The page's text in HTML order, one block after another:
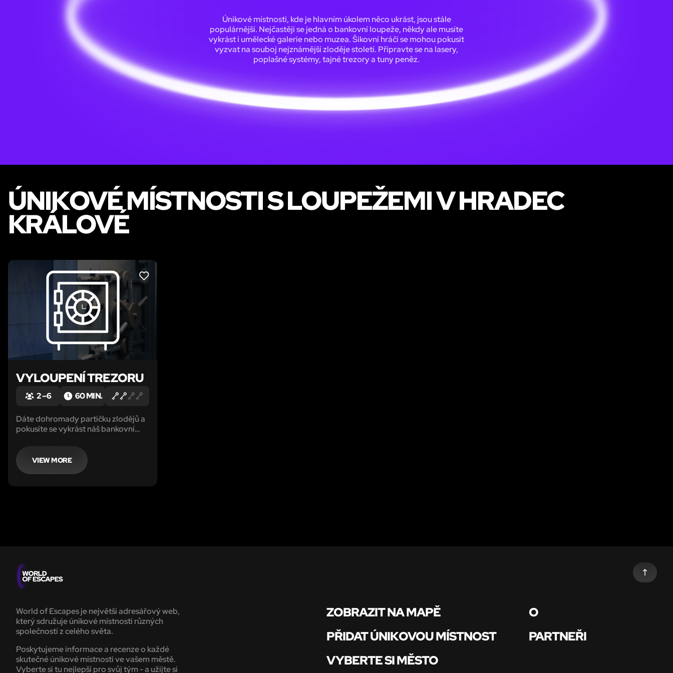
Únikové místnosti, kde je hlavním úkolem něco ukrást, jsou stále
populárnější. Nejčastěji se jedná o bankovní loupeže, někdy ale musíte
vykrást i umělecké galerie nebo muzea. Šikovní hráči se mohou pokusit
vyzvat na souboj nejznámější zloděje století. Připravte se na lasery,
poplašné systémy, tajné trezory a tuny peněz.
ÚNIKOVÉ MÍSTNOSTI S LOUPEŽEMI V HRADEC
KRÁLOVÉ
LIKE
VYLOUPENÍ TREZORU
2 – 6 60 MIN.
Dáte dohromady partičku zlodějů a
pokusíte se vykrást náš bankovní
najdete zlatých cihel? Trezor se za
Vámi zavřel, a vy nemůžete ven?
Stihnete se s lupem dostat ven za 60
VIEW MORE
World of Escapes je největší adresářový web,
který sdružuje únikové místnosti různých
společností z celého světa.
Poskytujeme informace a recenze o každé
skutečné únikové místnosti ve vašem městě.
Vyberte si tu nejlepší pro svůj tým - a užijte si
ZOBRAZIT NA MAPĚ
O
PŘIDAT ÚNIKOVOU MÍSTNOST
PARTNEŘI
VYBERTE SI MĚSTO